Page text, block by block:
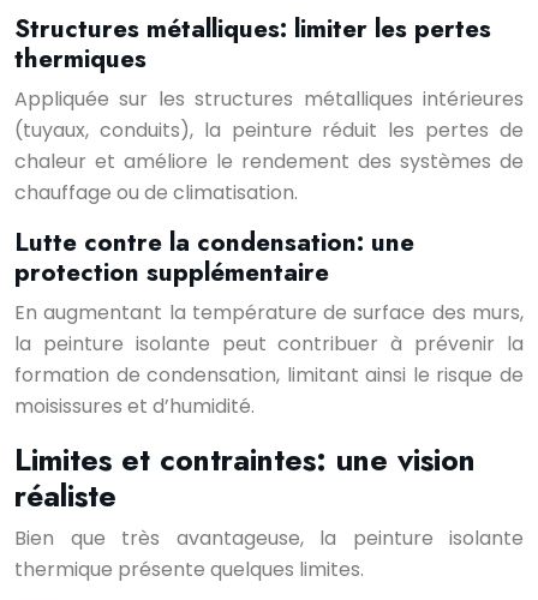
Structures métalliques: limiter les pertes
thermiques
Appliquée sur les structures métalliques intérieures
(tuyaux, conduits), la peinture réduit les pertes de
chaleur et améliore le rendement des systèmes de
chauffage ou de climatisation.
Lutte contre la condensation: une
protection supplémentaire
En augmentant la température de surface des murs,
la peinture isolante peut contribuer à prévenir la
formation de condensation, limitant ainsi le risque de
moisissures et d’humidité.
Limites et contraintes: une vision
réaliste
Bien que très avantageuse, la peinture isolante
thermique présente quelques limites.